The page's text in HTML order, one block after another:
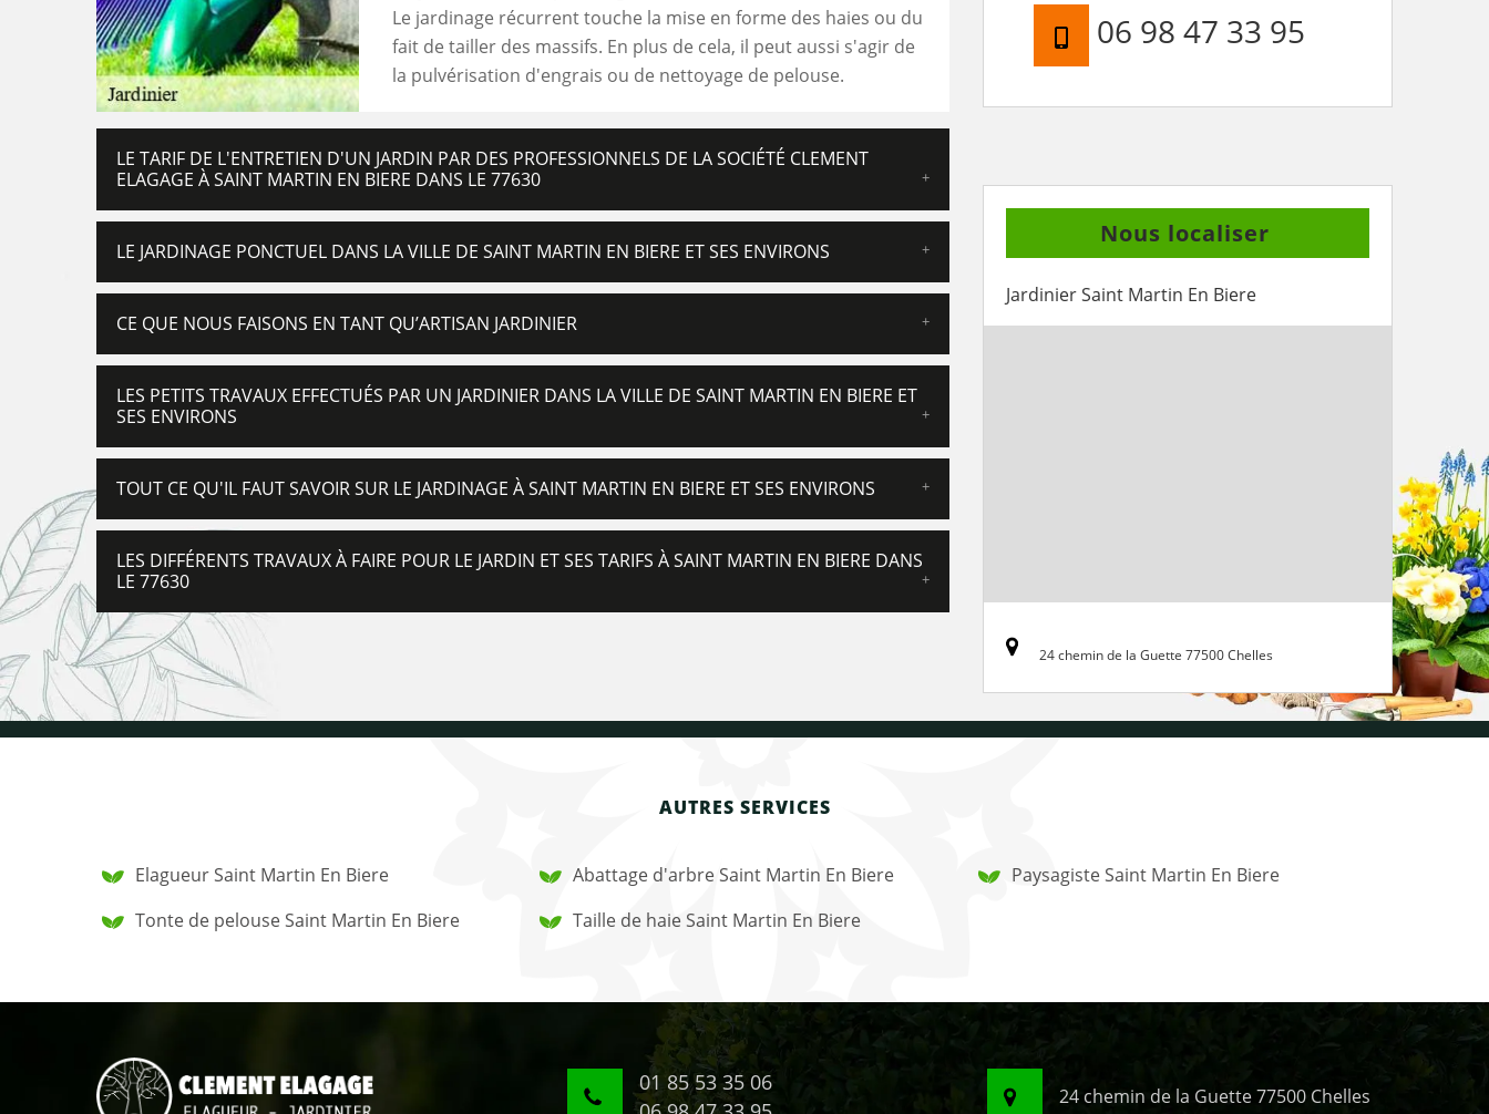
Le jardinage récurrent touche la mise en forme des haies ou du
fait de tailler des massifs. En plus de cela, il peut aussi s'agir de
la pulvérisation d'engrais ou de nettoyage de pelouse.
LE TARIF DE L'ENTRETIEN D'UN JARDIN PAR DES PROFESSIONNELS DE LA SOCIÉTÉ CLEMENT
ELAGAGE À SAINT MARTIN EN BIERE DANS LE 77630
LE JARDINAGE PONCTUEL DANS LA VILLE DE SAINT MARTIN EN BIERE ET SES ENVIRONS
CE QUE NOUS FAISONS EN TANT QU’ARTISAN JARDINIER
LES PETITS TRAVAUX EFFECTUÉS PAR UN JARDINIER DANS LA VILLE DE SAINT MARTIN EN BIERE ET
SES ENVIRONS
TOUT CE QU'IL FAUT SAVOIR SUR LE JARDINAGE À SAINT MARTIN EN BIERE ET SES ENVIRONS
LES DIFFÉRENTS TRAVAUX À FAIRE POUR LE JARDIN ET SES TARIFS À SAINT MARTIN EN BIERE DANS
LE 77630
06 98 47 33 95
Nous localiser
Jardinier Saint Martin En Biere
24 chemin de la Guette 77500 Chelles
AUTRES SERVICES
Elagueur Saint Martin En Biere
Tonte de pelouse Saint Martin En Biere
Abattage d'arbre Saint Martin En Biere
Taille de haie Saint Martin En Biere
Paysagiste Saint Martin En Biere
01 85 53 35 06
24 chemin de la Guette 77500 Chelles